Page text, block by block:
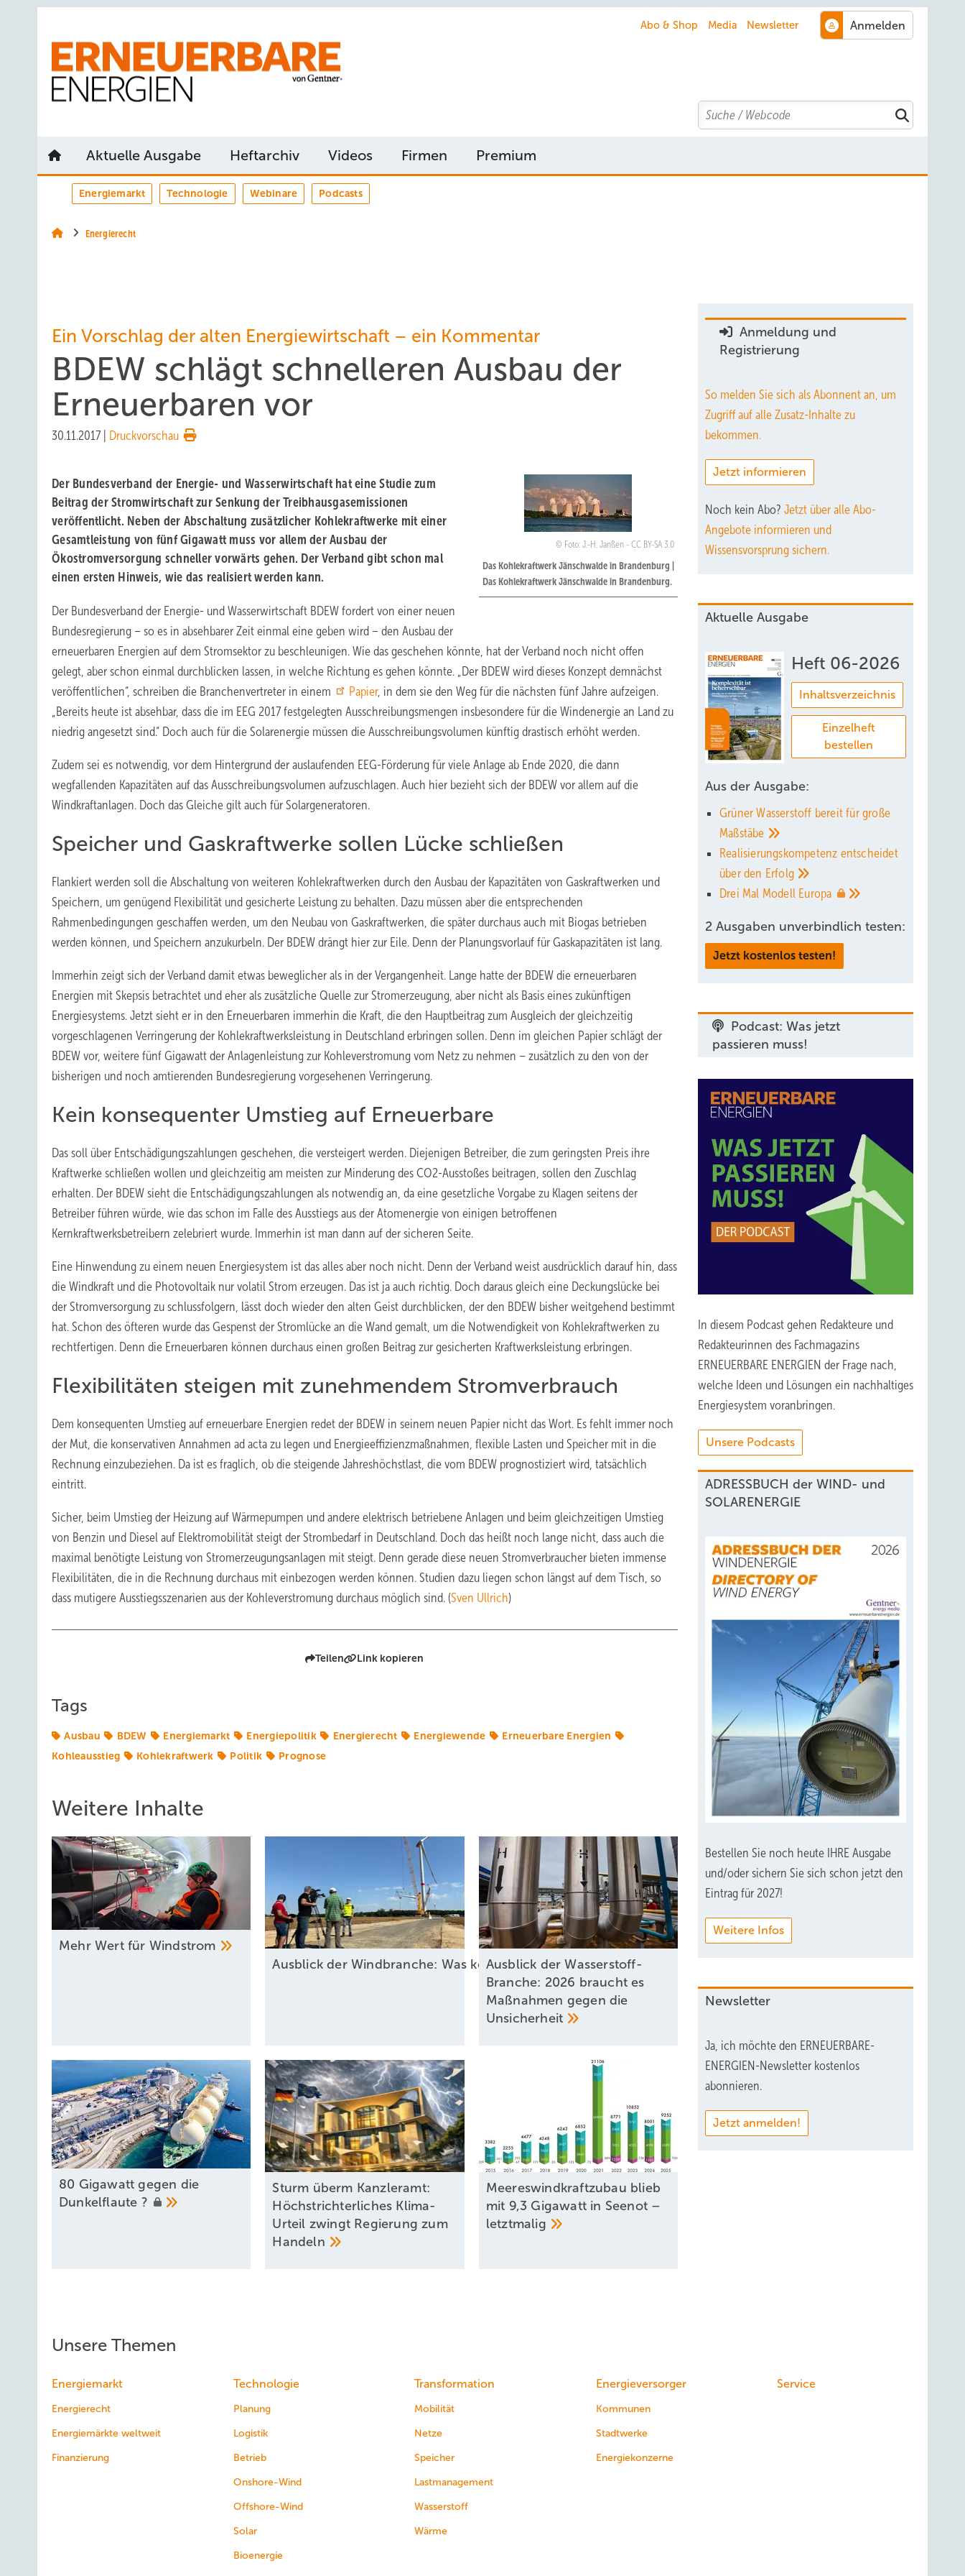
Abo & Shop Media Newsletter
Search
Aktuelle Ausgabe Heftarchiv Videos Firmen Premium
Energiemarkt Technologie Webinare Podcasts
Energierecht
Ein Vorschlag der alten Energiewirtschaft – ein Kommentar
BDEW schlägt schnelleren Ausbau der
Erneuerbaren vor
30.11.2017 Druckvorschau
Foto: J.-H. Janßen - CC BY-SA 3.0
Das Kohlekraftwerk Jänschwalde in Brandenburg |
Das Kohlekraftwerk Jänschwalde in Brandenburg.
Der Bundesverband der Energie- und Wasserwirtschaft hat eine Studie zum
Beitrag der Stromwirtschaft zur Senkung der Treibhausgasemissionen
veröffentlicht. Neben der Abschaltung zusätzlicher Kohlekraftwerke mit einer
Gesamtleistung von fünf Gigawatt muss vor allem der Ausbau der
Ökostromversorgung schneller vorwärts gehen. Der Verband gibt schon mal
einen ersten Hinweis, wie das realisiert werden kann.
Der Bundesverband der Energie- und Wasserwirtschaft BDEW fordert von einer neuen
Bundesregierung – so es in absehbarer Zeit einmal eine geben wird – den Ausbau der
erneuerbaren Energien auf dem Stromsektor zu beschleunigen. Wie das geschehen könnte, hat der Verband noch nicht offen
gelegt, aber schon einmal durchblicken lassen, in welche Richtung es gehen könnte. „Der BDEW wird dieses Konzept demnächst
veröffentlichen“, schreiben die Branchenvertreter in einem
Papier, in dem sie den Weg für die nächsten fünf Jahre aufzeigen.
„Bereits heute ist absehbar, dass die im EEG 2017 festgelegten Ausschreibungsmengen insbesondere für die Windenergie an Land zu
niedrig angesetzt sind.“ Doch auch für die Solarenergie müssen die Ausschreibungsvolumen künftig drastisch erhöht werden.
Zudem sei es notwendig, vor dem Hintergrund der auslaufenden EEG-Förderung für viele Anlage ab Ende 2020, die dann
wegfallenden Kapazitäten auf das Ausschreibungsvolumen aufzuschlagen. Auch hier bezieht sich der BDEW vor allem auf die
Windkraftanlagen. Doch das Gleiche gilt auch für Solargeneratoren.
Speicher und Gaskraftwerke sollen Lücke schließen
Flankiert werden soll die Abschaltung von weiteren Kohlekraftwerken durch den Ausbau der Kapazitäten von Gaskraftwerken und
Speichern, um genügend Flexibilität und gesicherte Leistung zu behalten. Dazu müssen aber die entsprechenden
Rahmenbedingungen geschaffen werden, um den Neubau von Gaskraftwerken, die später durchaus auch mit Biogas betrieben
werden können, und Speichern anzukurbeln. Der BDEW drängt hier zur Eile. Denn der Planungsvorlauf für Gaskapazitäten ist lang.
Immerhin zeigt sich der Verband damit etwas beweglicher als in der Vergangenheit. Lange hatte der BDEW die erneuerbaren
Energien mit Skepsis betrachtet und eher als zusätzliche Quelle zur Stromerzeugung, aber nicht als Basis eines zukünftigen
Energiesystems. Jetzt sieht er in den Erneuerbaren immerhin die Kraft, die den Hauptbeitrag zum Ausgleich der gleichzeitig
vorgeschlagenen Verringerung der Kohlekraftwerksleistung in Deutschland erbringen sollen. Denn im gleichen Papier schlägt der
BDEW vor, weitere fünf Gigawatt der Anlagenleistung zur Kohleverstromung vom Netz zu nehmen – zusätzlich zu den von der
bisherigen und noch amtierenden Bundesregierung vorgesehenen Verringerung.
Kein konsequenter Umstieg auf Erneuerbare
Das soll über Entschädigungszahlungen geschehen, die versteigert werden. Diejenigen Betreiber, die zum geringsten Preis ihre
Kraftwerke schließen wollen und gleichzeitig am meisten zur Minderung des CO2-Ausstoßes beitragen, sollen den Zuschlag
erhalten. Der BDEW sieht die Entschädigungszahlungen als notwendig an, da eine gesetzliche Vorgabe zu Klagen seitens der
Betreiber führen würde, wie das schon im Falle des Ausstiegs aus der Atomenergie von einigen betroffenen
Kernkraftwerksbetreibern zelebriert wurde. Immerhin ist man dann auf der sicheren Seite.
Eine Hinwendung zu einem neuen Energiesystem ist das alles aber noch nicht. Denn der Verband weist ausdrücklich darauf hin, dass
die Windkraft und die Photovoltaik nur volatil Strom erzeugen. Das ist ja auch richtig. Doch daraus gleich eine Deckungslücke bei
der Stromversorgung zu schlussfolgern, lässt doch wieder den alten Geist durchblicken, der den BDEW bisher weitgehend bestimmt
hat. Schon des öfteren wurde das Gespenst der Stromlücke an die Wand gemalt, um die Notwendigkeit von Kohlekraftwerken zu
rechtfertigen. Denn die Erneuerbaren können durchaus einen großen Beitrag zur gesicherten Kraftwerksleistung erbringen.
Flexibilitäten steigen mit zunehmendem Stromverbrauch
Dem konsequenten Umstieg auf erneuerbare Energien redet der BDEW in seinem neuen Papier nicht das Wort. Es fehlt immer noch
der Mut, die konservativen Annahmen ad acta zu legen und Energieeffizienzmaßnahmen, flexible Lasten und Speicher mit in die
Rechnung einzubeziehen. Da ist es fraglich, ob die steigende Jahreshöchstlast, die vom BDEW prognostiziert wird, tatsächlich
eintritt.
Sicher, beim Umstieg der Heizung auf Wärmepumpen und andere elektrisch betriebene Anlagen und beim gleichzeitigen Umstieg
von Benzin und Diesel auf Elektromobilität steigt der Strombedarf in Deutschland. Doch das heißt noch lange nicht, dass auch die
maximal benötigte Leistung von Stromerzeugungsanlagen mit steigt. Denn gerade diese neuen Stromverbraucher bieten immense
Flexibilitäten, die in die Rechnung durchaus mit einbezogen werden können. Studien dazu liegen schon längst auf dem Tisch, so
dass mutigere Ausstiegsszenarien aus der Kohleverstromung durchaus möglich sind. (Sven Ullrich)
Teilen Link kopieren
Tags
Ausbau BDEW Energiemarkt Energiepolitik Energierecht Energiewende
Erneuerbare Energien
Kohleausstieg
Kohlekraftwerk Politik Prognose
Weitere Inhalte
Mehr Wert für Windstrom
Ausblick der Windbranche: Was kommt 2026?Ausblick der Wasserstoff-
Branche: 2026 braucht es
Maßnahmen gegen die
Unsicherheit
80 Gigawatt gegen die
Dunkelflaute ?
Sturm überm Kanzleramt:
Höchstrichterliches Klima-
Urteil zwingt Regierung zum
Handeln
Meereswindkraftzubau blieb
mit 9,3 Gigawatt in Seenot –
letztmalig
Anmeldung und
Registrierung
So melden Sie sich als Abonnent an, um
Zugriff auf alle Zusatz-Inhalte zu
bekommen.
Jetzt informieren
Noch kein Abo? Jetzt über alle Abo-
Angebote informieren und
Wissensvorsprung sichern.
Aktuelle Ausgabe
Heft 06-2026
Inhaltsverzeichnis
Einzelheft
bestellen
Aus der Ausgabe:
Grüner Wasserstoff bereit für große
Maßstäbe
Realisierungskompetenz entscheidet
über den Erfolg
Drei Mal Modell Europa
2 Ausgaben unverbindlich testen:
Jetzt kostenlos testen!
Podcast: Was jetzt
passieren muss!
In diesem Podcast gehen Redakteure und
Redakteurinnen des Fachmagazins
ERNEUERBARE ENERGIEN der Frage nach,
welche Ideen und Lösungen ein nachhaltiges
Energiesystem voranbringen.
Unsere Podcasts
ADRESSBUCH der WIND- und
SOLARENERGIE
Bestellen Sie noch heute IHRE Ausgabe
und/oder sichern Sie sich schon jetzt den
Eintrag für 2027!
Weitere Infos
Newsletter
Ja, ich möchte den ERNEUERBARE-
ENERGIEN-Newsletter kostenlos
abonnieren.
Jetzt anmelden!
Unsere Themen
Energiemarkt
Energierecht
Energiemärkte weltweit
Finanzierung
Technologie
Planung
Logistik
Betrieb
Onshore-Wind
Offshore-Wind
Solar
Bioenergie
Transformation
Mobilität
Netze
Speicher
Lastmanagement
Wasserstoff
Wärme
Energieversorger
Kommunen
Stadtwerke
Energiekonzerne
Service